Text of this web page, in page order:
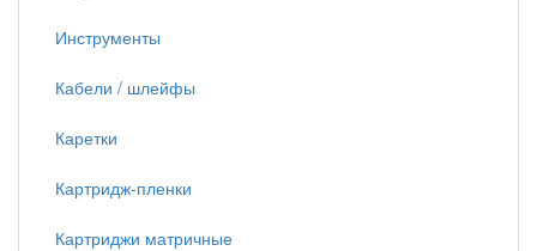
Инструменты
Кабели / шлейфы
Каретки
Картридж-пленки
Картриджи матричные